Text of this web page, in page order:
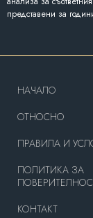
представени за
HAЧАЛО
OТНОСНО
ПРАВИЛА И
ПОЛИТИКА ЗА
КОНТАКТ